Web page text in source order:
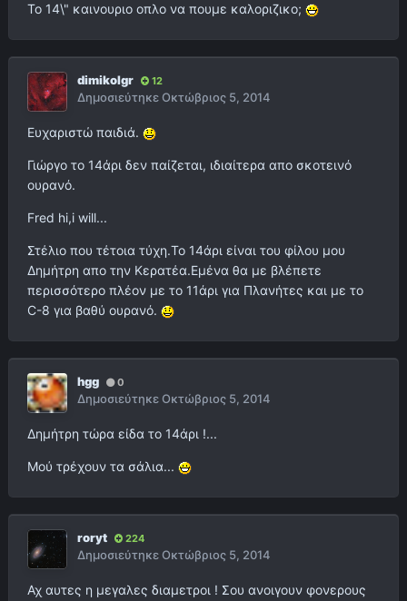
Το 14\" καινουριο οπλο να πουμε καλοριζικο;
dimikolgr 12
ΔημοσιεύτηκεΟκτώβριος 5, 2014
Ευχαριστώ παιδιά.
Γιώργο το 14άρι δεν παίζεται, ιδιαίτερα απο σκοτεινό
ουρανό.
Fred hi,i will...
Στέλιο που τέτοια τύχη.Το 14άρι είναι του φίλου μου
Δημήτρη απο την Κερατέα.Εμένα θα με βλέπετε
περισσότερο πλέον με το 11άρι για Πλανήτες και με το
C-8 για βαθύ ουρανό.
hgg 0
ΔημοσιεύτηκεΟκτώβριος 5, 2014
Δημήτρη τώρα είδα το 14άρι !...
Μού τρέχουν τα σάλια...
roryt 224
ΔημοσιεύτηκεΟκτώβριος 5, 2014
Αχ αυτες η μεγαλες διαμετροι ! Σου ανοιγουν φονερους